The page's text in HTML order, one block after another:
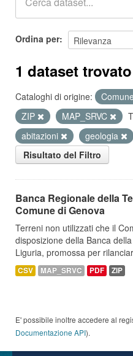
Ordina per
1 dataset trovato
Cataloghi di origine:
ZIP
MAP_SRVC
abitazioni
geologia
Risultato del Filtro
Banca Regionale della
Comune di Genova
Terreni non utilizzati che il
disposizione della Banca
Liguria, promossa per
CSV MAP_SRVC PDF ZIP
E' possibile inoltre accedere al
Documentazione API).